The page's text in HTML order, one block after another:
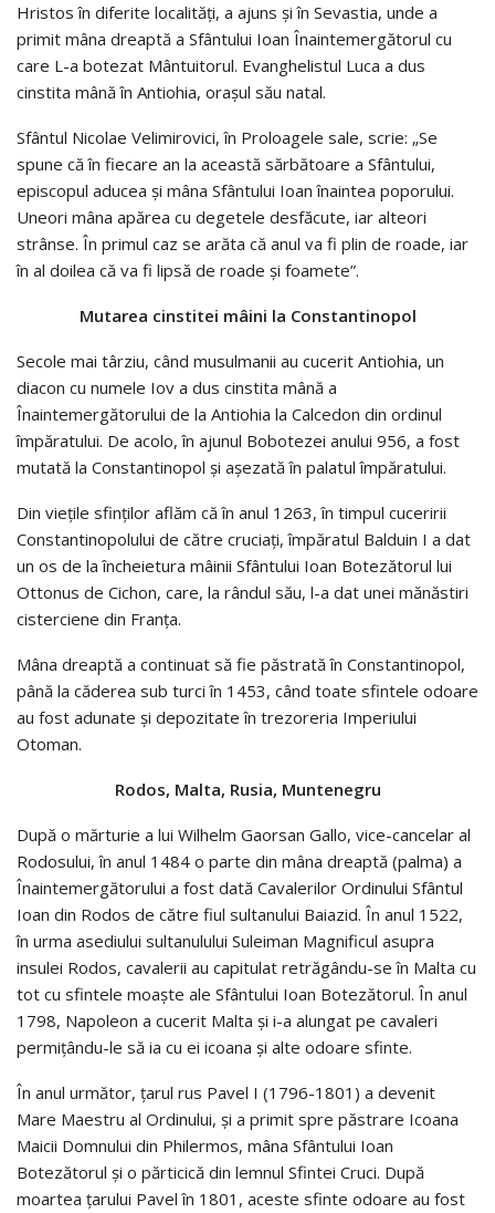
Hristos în diferite localităţi, a ajuns şi în Sevastia, unde a
primit mâna dreaptă a Sfântului Ioan Înaintemergătorul cu
care L-a botezat Mântuitorul. Evanghelistul Luca a dus
cinstita mână în Antiohia, orașul său natal.
Sfântul Nicolae Velimirovici, în Proloagele sale, scrie: „Se
spune că în fiecare an la această sărbătoare a Sfântului,
episcopul aducea şi mâna Sfântului Ioan înaintea poporului.
Uneori mâna apărea cu degetele desfăcute, iar alteori
strânse. În primul caz se arăta că anul va fi plin de roade, iar
în al doilea că va fi lipsă de roade şi foamete”.
Mutarea cinstitei mâini la Constantinopol
Secole mai târziu, când musulmanii au cucerit Antiohia, un
diacon cu numele Iov a dus cinstita mână a
Înaintemergătorului de la Antiohia la Calcedon din ordinul
împăratului. De acolo, în ajunul Bobotezei anului 956, a fost
mutată la Constantinopol și aşezată în palatul împăratului.
Din viețile sfinților aflăm că în anul 1263, în timpul cuceririi
Constantinopolului de către cruciați, împăratul Balduin I a dat
un os de la încheietura mâinii Sfântului Ioan Botezătorul lui
Ottonus de Cichon, care, la rândul său, l-a dat unei mănăstiri
cisterciene din Franţa.
Mâna dreaptă a continuat să fie păstrată în Constantinopol,
până la căderea sub turci în 1453, când toate sfintele odoare
au fost adunate şi depozitate în trezoreria Imperiului
Otoman.
Rodos, Malta, Rusia, Muntenegru
După o mărturie a lui Wilhelm Gaorsan Gallo, vice-cancelar al
Rodosului, în anul 1484 o parte din mâna dreaptă (palma) a
Înaintemergătorului a fost dată Cavalerilor Ordinului Sfântul
Ioan din Rodos de către fiul sultanului Baiazid. În anul 1522,
în urma asediului sultanulului Suleiman Magnificul asupra
insulei Rodos, cavalerii au capitulat retrăgându-se în Malta cu
tot cu sfintele moaşte ale Sfântului Ioan Botezătorul. În anul
1798, Napoleon a cucerit Malta și i-a alungat pe cavaleri
permițându-le să ia cu ei icoana și alte odoare sfinte.
În anul următor, țarul rus Pavel I (1796-1801) a devenit
Mare Maestru al Ordinului, și a primit spre păstrare Icoana
Maicii Domnului din Philermos, mâna Sfântului Ioan
Botezătorul și o părticică din lemnul Sfintei Cruci. După
moartea țarului Pavel în 1801, aceste sfinte odoare au fost